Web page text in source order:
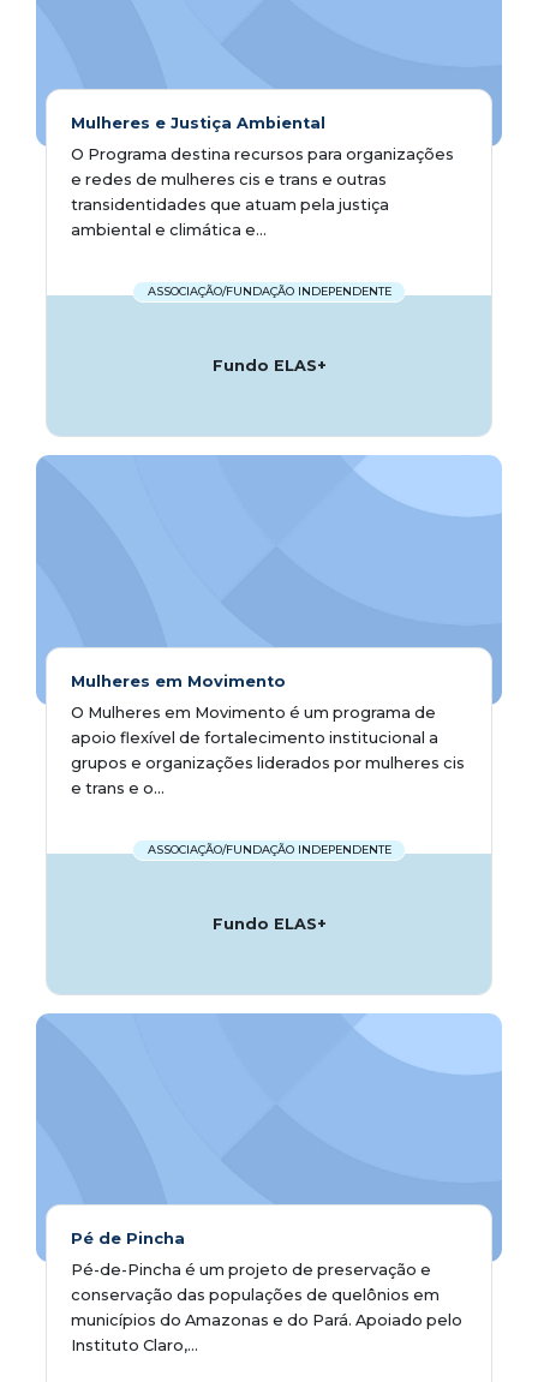
Mulheres e Justiça Ambiental
O Programa destina recursos para organizações
e redes de mulheres cis e trans e outras
transidentidades que atuam pela justiça
ambiental e climática e...
ASSOCIAÇÃO/FUNDAÇÃO INDEPENDENTE
Fundo ELAS+
Mulheres em Movimento
O Mulheres em Movimento é um programa de
apoio flexível de fortalecimento institucional a
grupos e organizações liderados por mulheres cis
e trans e o...
ASSOCIAÇÃO/FUNDAÇÃO INDEPENDENTE
Fundo ELAS+
Pé de Pincha
Pé-de-Pincha é um projeto de preservação e
conservação das populações de quelônios em
municípios do Amazonas e do Pará. Apoiado pelo
Instituto Claro,...